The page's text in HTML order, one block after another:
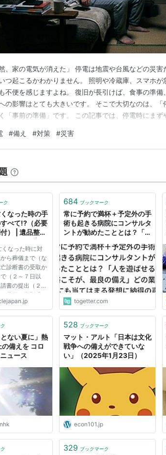
然、家の電気が消えた」 停電は地震や台風などの災
つ起こるかわかりません。 照明や冷蔵庫、スマホ
不便を感じますよね。 復旧が長引けば、食事の準備
の影響はとても大きいです。 そこで大切なのは、
「事前の準備」です。 この記事では、停電時にまず
*** 停電したときにまず確認したいこと まずは窓の
元を照らす コンセントを「抜く」一…
#備え #対策 #災害
ク
なった時の手
べて!?（必要
） | 遺品整
ン
くなった時に対
ら葬儀まで（な
診断書の受取か
（２～７日以
書の提出（２～
葬儀・告別式に
手続きについて
返却（14日以
684 ブックマーク
常に予約で満杯＋予定外の手
術も起きる病院にコンサルタ
ントが勧めたこととは？「人
の備え」どの業界にも当ては
まる発想に納得の声
togetter.com
とない夏に」熱
備えを コロ
ュース
528 ブックマーク
マット・アルト「日本は文化
戦争への備えができていな
い」（2025年1月23日）
econ101.jp
329 ブックマーク